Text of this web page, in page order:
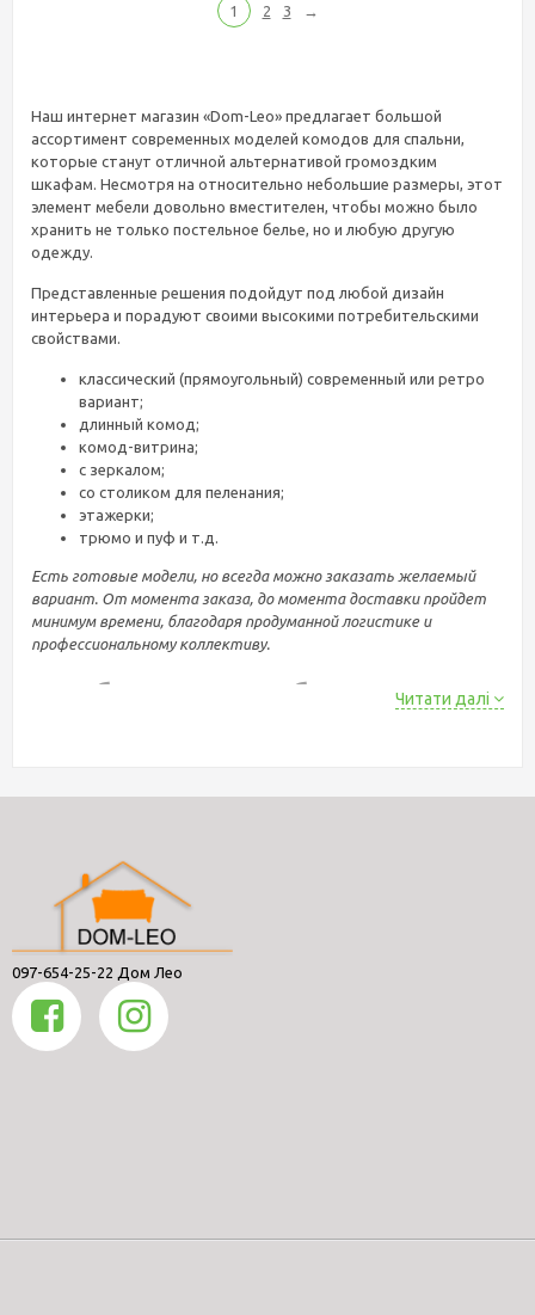
1 2 3 →
Наш интернет магазин «Dom-Leo» предлагает большой
ассортимент современных моделей комодов для спальни,
которые станут отличной альтернативой громоздким
шкафам. Несмотря на относительно небольшие размеры, этот
элемент мебели довольно вместителен, чтобы можно было
хранить не только постельное белье, но и любую другую
одежду.
Представленные решения подойдут под любой дизайн
интерьера и порадуют своими высокими потребительскими
свойствами.
классический (прямоугольный) современный или ретро
вариант;
длинный комод;
комод-витрина;
с зеркалом;
со столиком для пеленания;
этажерки;
трюмо и пуф и т.д.
Есть готовые модели, но всегда можно заказать желаемый
вариант. От момента заказа, до момента доставки пройдет
минимум времени, благодаря продуманной логистике и
профессиональному коллективу.
Особенности выбора комода
Стиль и внешний вид.
Механизм выдвижения.
Если по каким-то причинам возникают сложности в выборе,
они помогут подобрать наиболее подходящий вариант с
учетом всех требований и финансовых возможностей.
Почему мы?
разнообразие моделей позволяет подобрать любое
Читати далі
097-654-25-22 Дом Лео